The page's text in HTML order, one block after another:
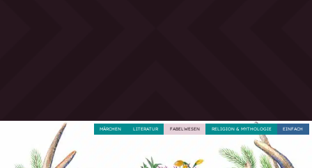
EINFACH
RELIGION & MYTHOLOGIE
FABELWESEN
LITERATUR
MÄRCHEN